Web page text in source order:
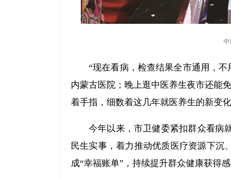
“现在看病，检查结果全市通用，
内蒙古医院；晚上逛中医养生夜市还能
着手指，细数着这几年就医养生的新变化
今年以来，市卫健委紧扣群众看病
民生实事，着力推动优质医疗资源下沉
成“幸福账单”，持续提升群众健康获得感